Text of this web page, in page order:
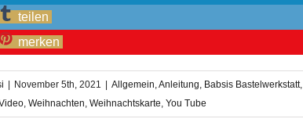
teilen
merken
| November 5th, 2021 | Allgemein,Anleitung, Babsis Bastelwerkstatt,
, Weihnachten, Weihnachtskarte, You Tube